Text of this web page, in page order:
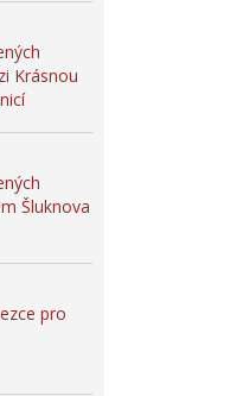
Krásnou
Šluknova
pro